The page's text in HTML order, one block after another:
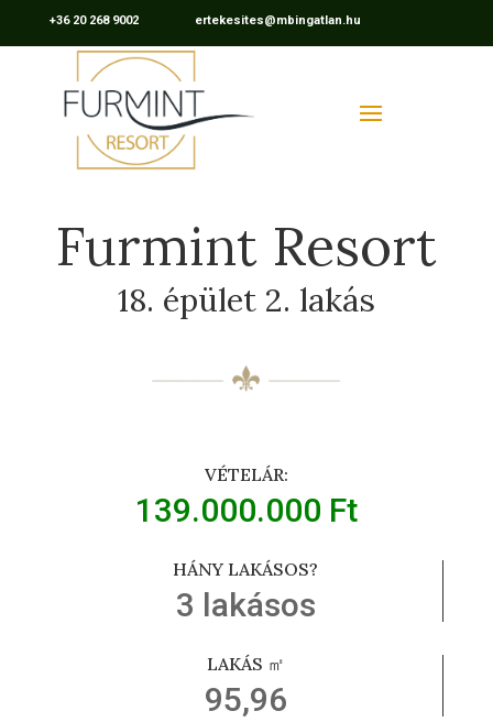
+36 20 268 9002 ertekesites@mbingatlan.hu
Furmint Resort
18. épület 2. lakás
VÉTELÁR:
139.000.000 Ft
HÁNY LAKÁSOS?
3 lakásos
LAKÁS ㎡
95,96